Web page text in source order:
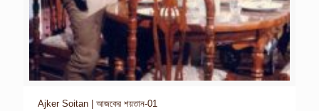
Ajker Soitan | আজকের শয়তান-01